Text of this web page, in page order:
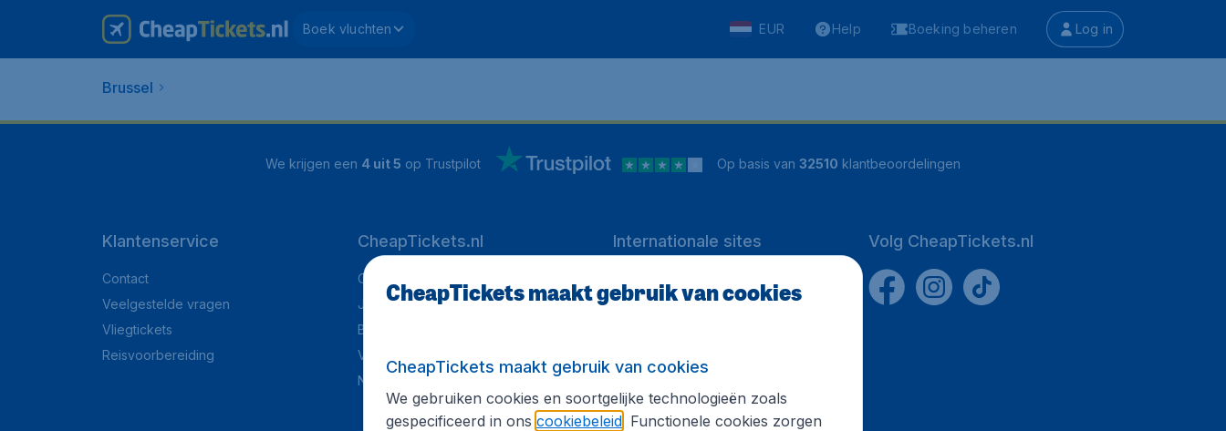
Boek vluchten EUR Help Boeking beheren Log in
Brussel
We krijgen een 4 uit 5 op Trustpilot Op basis van 32510 klantbeoordelingen
Klantenservice
Contact
Veelgestelde vragen
Vliegtickets
Reisvoorbereiding
CheapTickets.nl
Over CheapTickets.nl
Juridische informatie
Blog
Vacatures
Nieuws en pers
Internationale sites
Flugladen.de
Volg CheapTickets.nl
CheapTickets maakt gebruik van cookies
CheapTickets maakt gebruik van cookies
We gebruiken cookies en soortgelijke technologieën zoals
gespecificeerd in ons cookiebeleid. Functionele cookies zorgen